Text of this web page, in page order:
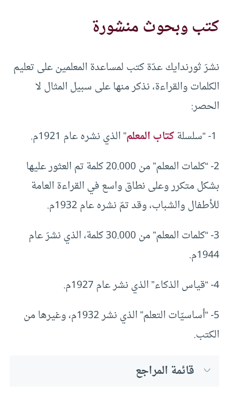
كتب وبحوث منشورة
نشرَ ثورندايك عدّة كتب لمساعدة المعلمين على تعليم
الكلمات والقراءة، نذكر منها على سبيل المثال لا
الحصر:
كتاب المعلم” الذي نشره عام 1921م.
2- “كلمات المعلم” من 20.000 كلمة تم العثور عليها
بشكل متكرر وعلى نطاق واسع في القراءة العامة
للأطفال والشباب، وقد تمّ نشره عام 1932م.
3- “كلمات المعلم” من 30.000 كلمة، الذي نشرَ عام
1944م.
4- “قياس الذكاء” الذي نشر عام 1927م.
5- “أساسيّات التعلم” الذي نشر 1932م، وغيرها من
الكتب.
قائمة المراجع